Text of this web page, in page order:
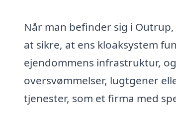
Når man befinder sig i
at sikre, at ens kloaksystem
ejendommens infrastruktur,
oversvømmelser, lugtgener
tjenester, som et firma med